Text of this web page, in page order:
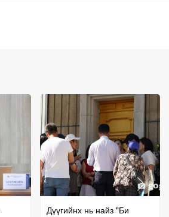
Дүүгийнх нь найз "Би